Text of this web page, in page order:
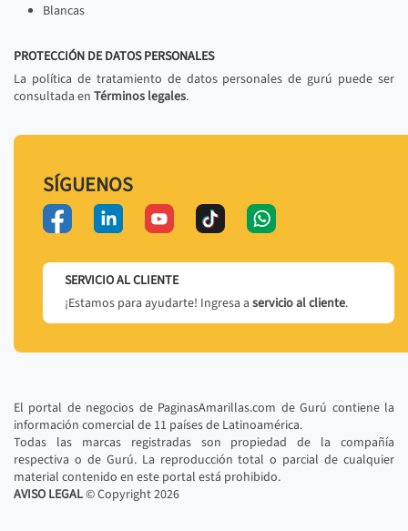
Blancas
PROTECCIÓN DE DATOS PERSONALES
La política de tratamiento de datos personales de gurú puede ser
consultada en Términos legales.
SÍGUENOS
SERVICIO AL CLIENTE
¡Estamos para ayudarte! Ingresa a servicio al cliente.
El portal de negocios de PaginasAmarillas.com de Gurú contiene la
información comercial de 11 países de Latinoamérica.
Todas las marcas registradas son propiedad de la compañía
respectiva o de Gurú. La reproducción total o parcial de cualquier
material contenido en este portal está prohibido.
AVISO LEGAL© Copyright2026